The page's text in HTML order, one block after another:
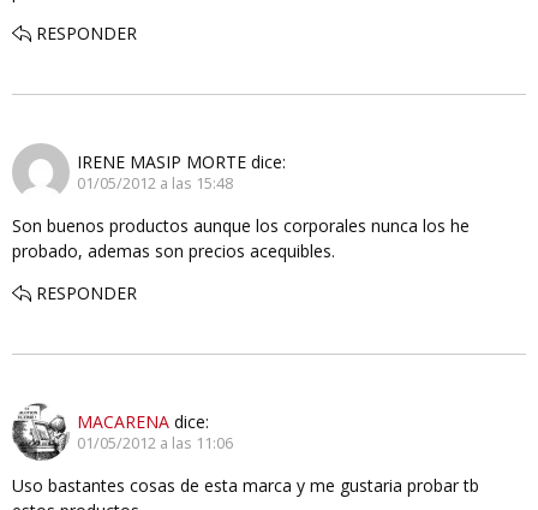
RESPONDER
IRENE MASIP MORTE dice:
01/05/2012 a las 15:48
Son buenos productos aunque los corporales nunca los he
probado, ademas son precios acequibles.
RESPONDER
MACARENA dice:
01/05/2012 a las 11:06
Uso bastantes cosas de esta marca y me gustaria probar tb